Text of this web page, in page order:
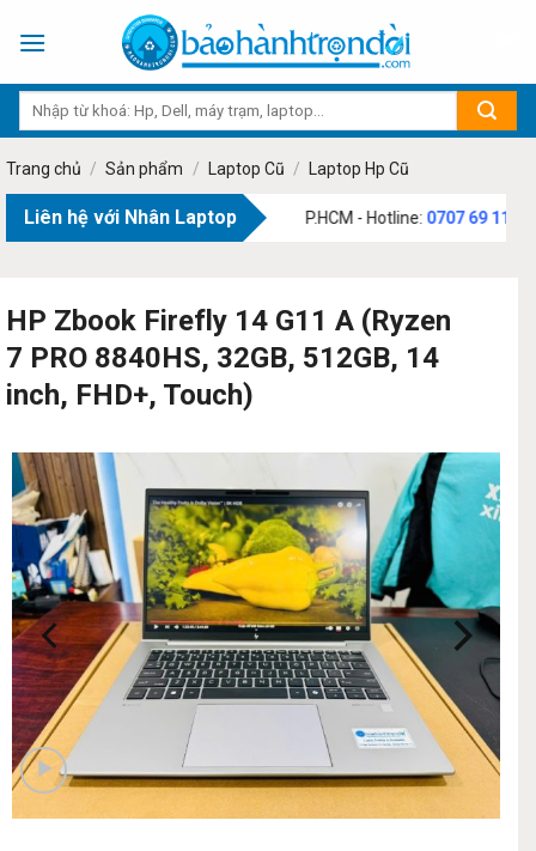
Trang chủ / Sản phẩm / Laptop Cũ / Laptop Hp Cũ
Liên hệ với Nhân Laptop
Phạm Văn Bạch, Phường Tân Sơn, TP.HCM - Hotline:0707 69 1111
HP Zbook Firefly 14 G11 A (Ryzen
7 PRO 8840HS, 32GB, 512GB, 14
inch, FHD+, Touch)